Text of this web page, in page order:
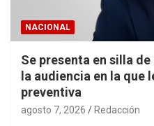
NACIONAL
Se presenta en silla
la audiencia en la que
preventiva
agosto 7, 2026 Redacción